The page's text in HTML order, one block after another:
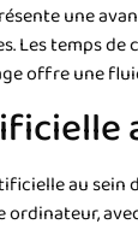
une
Les temps
offre une
au sein